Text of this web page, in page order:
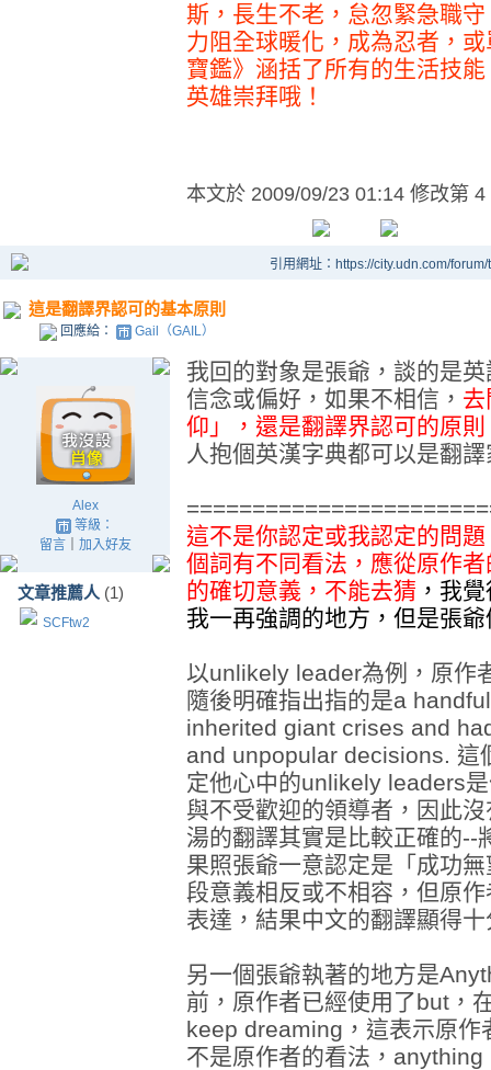
斯，長生不老，怠忽緊急職
力阻全球暖化，成為忍者，
寶鑑》涵括了所有的生活技
英雄崇拜哦！
本文於 2009/09/23 01:14 修改第 4
引用網址：https://city.udn.com/
這是翻譯界認可的基本原則
回應給： Gail（GAIL）
Alex
等級：
留言｜ 加入好友
文章推薦人 (1)
SCFtw2
我回的對象是張爺，談的是
信念或偏好，如果不相信，
仰」，還是翻譯界認可的原則
人抱個英漢字典都可以是翻
這不是你認定或我認定的問
個詞有不同看法，應從原作
的確切意義，不能去猜 ，我
我一再強調的地方，但是張
以unlikely leader為例，原作
隨後明確指出指的是a
inherited giant crises and
and unpopular decisions. 這
定他心中的unlikely leaders
與不受歡迎的領導者，因此
湯的翻譯其實是比較正確的
果照張爺一意認定是「成功
段意義相反或不相容，但原
表達，結果中文的翻譯顯得
另一個張爺執著的地方是
前，原作者已經使用了but，
keep dreaming，這表示原
不是原作者的看法，